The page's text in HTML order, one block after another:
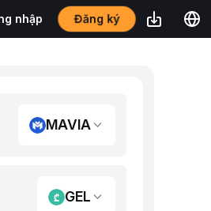
nhập Đăng ký
MAVIA
GEL